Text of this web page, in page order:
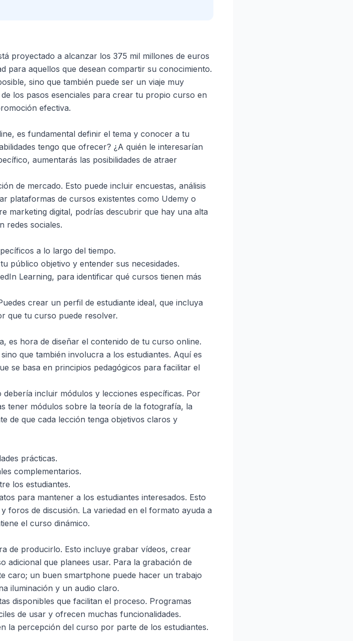
proyectado a alcanzar los 375 mil millones de euros
para aquellos que desean compartir su conocimiento.
sino que también puede ser un viaje muy
los pasos esenciales para crear tu propio curso en
efectiva.
es fundamental definir el tema y conocer a tu
tengo que ofrecer? ¿A quién le interesarían
aumentarás las posibilidades de atraer
de mercado. Esto puede incluir encuestas, análisis
plataformas de cursos existentes como Udemy o
marketing digital, podrías descubrir que hay una alta
redes sociales.
a lo largo del tiempo.
público objetivo y entender sus necesidades.
Learning, para identificar qué cursos tienen más
crear un perfil de estudiante ideal, que incluya
que tu curso puede resolver.
es hora de diseñar el contenido de tu curso online.
que también involucra a los estudiantes. Aquí es
se basa en principios pedagógicos para facilitar el
incluir módulos y lecciones específicas. Por
tener módulos sobre la teoría de la fotografía, la
de que cada lección tenga objetivos claros y
prácticas.
complementarios.
los estudiantes.
para mantener a los estudiantes interesados. Esto
foros de discusión. La variedad en el formato ayuda a
el curso dinámico.
de producirlo. Esto incluye grabar vídeos, crear
que planees usar. Para la grabación de
caro; un buen smartphone puede hacer un trabajo
iluminación y un audio claro.
disponibles que facilitan el proceso. Programas
de usar y ofrecen muchas funcionalidades.
la percepción del curso por parte de los estudiantes.